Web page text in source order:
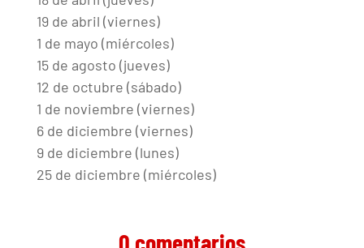
19 de abril (viernes)
1 de mayo (miércoles)
15 de agosto (jueves)
12 de octubre (sábado)
1 de noviembre (viernes)
6 de diciembre (viernes)
9 de diciembre (lunes)
25 de diciembre (miércoles)